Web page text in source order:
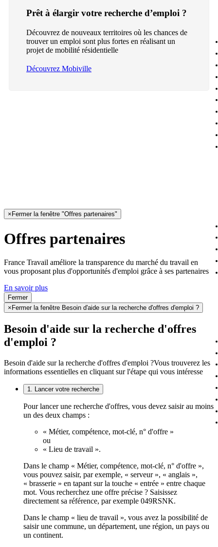
Prêt à élargir votre recherche d’emploi ?
Découvrez de nouveaux territoires où les chances de
trouver un emploi sont plus fortes en réalisant un
projet de mobilité résidentielle
Découvrez Mobiville
× Fermer la fenêtre "Offres partenaires"
Offres partenaires
France Travail améliore la transparence du marché du travail en
vous proposant plus d'opportunités d'emploi grâce à ses partenaires
En savoir plus
Fermer
× Fermer la fenêtre Besoin d'aide sur la recherche d'offres d'emploi ?
Besoin d'aide sur la recherche d'offres
d'emploi ?
Besoin d'aide sur la recherche d'offres d'emploi ?Vous trouverez les
informations essentielles en cliquant sur l'étape qui vous intéresse
1. Lancer votre recherche
Pour lancer une recherche d'offres, vous devez saisir au moins
un des deux champs :
« Métier, compétence, mot-clé, n° d'offre »
ou
« Lieu de travail ».
Dans le champ « Métier, compétence, mot-clé, n° d'offre »,
vous pouvez saisir, par exemple, « serveur », « anglais »,
« brasserie » en tapant sur la touche « entrée » entre chaque
mot. Vous recherchez une offre précise ? Saisissez
directement sa référence, par exemple 049RSNK.
Dans le champ « lieu de travail », vous avez la possibilité de
saisir une commune, un département, une région, un pays ou
un continent.